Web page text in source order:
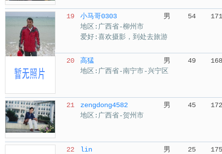
19 小马哥0303 男 54
171
地区:广西省-柳州市
爱好:喜欢摄影，到处去旅游
20 高猛 男 49
168
地区:广西省-南宁市-兴宁区
21 zengdong4582 男 45
172
地区:广西省-贺州市
22 lin 男 25
175